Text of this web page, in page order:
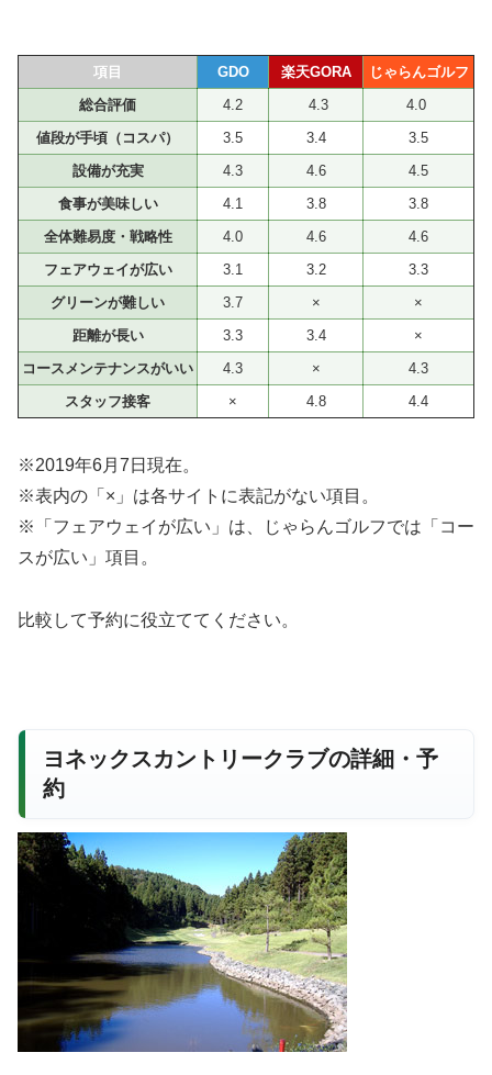
項目 GDO 楽天GORA
じゃらんゴルフ
総合評価
4.2 4.3
4.0
値段が手頃（コスパ）
3.5 3.4
3.5
設備が充実
4.3 4.6
4.5
食事が美味しい
4.1 3.8
3.8
全体難易度・戦略性
4.0 4.6
4.6
フェアウェイが広い
3.1 3.2
3.3
グリーンが難しい
3.7 ×
×
距離が長い
3.3 3.4
×
コースメンテナンスがいい
4.3 ×
4.3
スタッフ接客
× 4.8 4.4
※2019年6月7日現在。
※表内の「×」は各サイトに表記がない項目。
※「フェアウェイが広い」は、じゃらんゴルフでは「コー
スが広い」項目。
比較して予約に役立ててください。
ヨネックスカントリークラブの詳細・予
約